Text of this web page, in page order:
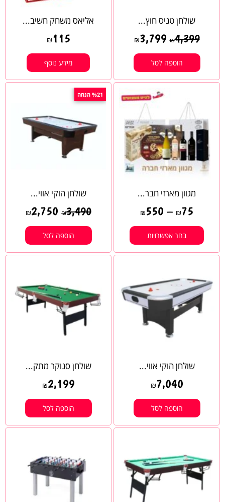
שולחן טניס חוץ...
₪4,399
₪3,799
הוספה לסל
אליאס משחק חשיב...
₪ 115
מידע נוסף
מגוון מארזי חבר...
₪ 75
–
₪ 550
בחר אפשרויות
%21 הנחה
שולחן הוקי אווי...
₪3,490
₪2,750
הוספה לסל
שולחן הוקי אווי...
₪ 7,040
הוספה לסל
שולחן סנוקר מתק...
₪2,199
הוספה לסל